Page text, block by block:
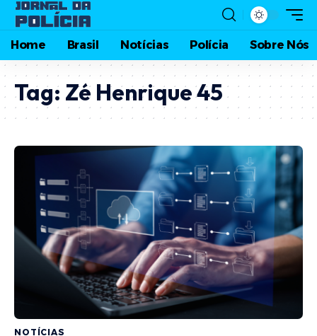
Home Brasil Notícias Polícia Sobre Nós
Tag: Zé Henrique 45
NOTÍCIAS